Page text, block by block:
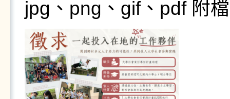
jpg、png、gif、pdf 附